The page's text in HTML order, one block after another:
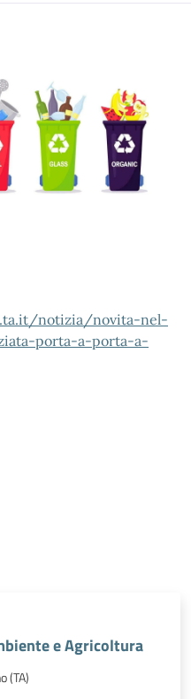
notizia/novita-nel-
porta-a-porta-a-
e Agricoltura
(TA)